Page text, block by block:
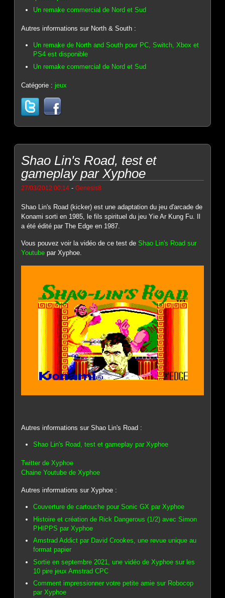
Un remake commercial de Nord et Sud
Autres informations sur North & South :
Un remake de North and South pour PC, Switch, Xbox et
PS4 est disponible
Un remake commercial de Nord et Sud
Catégorie :jeux
Shao Lin's Road, test et
gameplay par Xyphoe
27/03/2012 00:14 -Genesis8
Shao Lin's Road (kicker) est une adaptation du jeu d'arcade de
Konami sorti en 1985, le fils spirituel du jeu Yie Ar Kung Fu. Il
a été édité par The Edge en 1987.
Vous pouvez voir la vidéo de ce test deShao Lin's Road sur
Youtube par Xyphoe.
Autres informations sur Shao Lin's Road :
Shao Lin's Road, test et gameplay par Xyphoe
Twitter de Xyphoe
Chaine Youtube de Xyphoe
Autres informations sur Xyphoe :
Couverture de cartouche pour Sonic GX par Xyphoe
Histoire et création de Rick Dangerous (1/2) avec Simon
PHIPPS par Xyphoe
Amstrad Addict par David Crookes, une revue unique au
format papier
Sortie en septembre 2021, une vidéo de Xyphoe sur les
10 pire jeux Amstrad CPC
Comment impressionner votre petite amie sur Robocop
par Xyphoe